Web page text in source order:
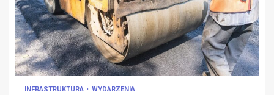
INFRASTRUKTURA WYDARZENIA